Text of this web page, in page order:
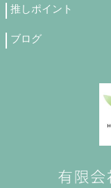
推しポイント
ブログ